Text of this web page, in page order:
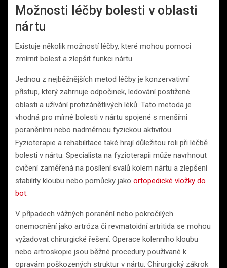
Možnosti léčby bolesti v oblasti
nártu
Existuje několik možností léčby, které mohou pomoci
zmírnit bolest a zlepšit funkci nártu.
Jednou z nejběžnějších metod léčby je konzervativní
přístup, který zahrnuje odpočinek, ledování postižené
oblasti a užívání protizánětlivých léků. Tato metoda je
vhodná pro mírné bolesti v nártu spojené s menšími
poraněními nebo nadměrnou fyzickou aktivitou.
Fyzioterapie a rehabilitace také hrají důležitou roli při léčbě
bolesti v nártu. Specialista na fyzioterapii může navrhnout
cvičení zaměřená na posílení svalů kolem nártu a zlepšení
stability kloubu nebo pomůcky jako ortopedické vložky do
bot
V případech vážných poranění nebo pokročilých
onemocnění jako artróza či revmatoidní artritida se mohou
vyžadovat chirurgické řešení. Operace kolenního kloubu
nebo artroskopie jsou běžné procedury používané k
opravám poškozených struktur v nártu. Chirurgický zákrok